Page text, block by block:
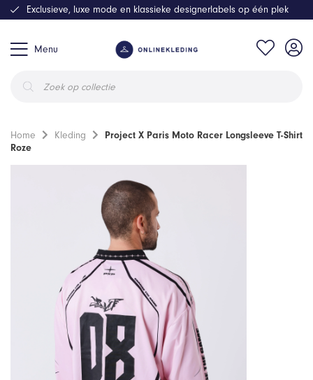
Menu
zoeken
Exclusieve, luxe mode en klassieke designerlabels op één plek
Home Kleding
Project X Paris Moto Racer Longsleeve T-Shirt
Roze